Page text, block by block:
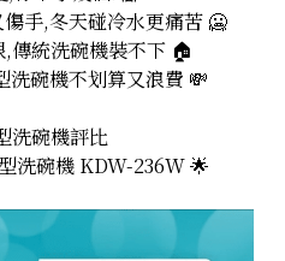
手,冬天碰冷水更痛苦 🥶
傳統洗碗機裝不下 🏠
洗碗機不划算又浪費 💸
洗碗機評比
洗碗機 KDW-236W 🌟